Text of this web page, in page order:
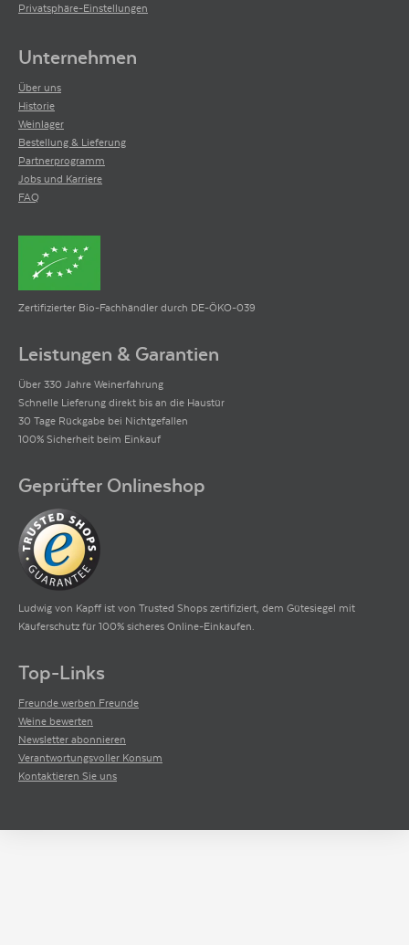
Privatsphäre-Einstellungen
Unternehmen
Über uns
Historie
Weinlager
Bestellung & Lieferung
Partnerprogramm
Jobs und Karriere
FAQ
Zertifizierter Bio-Fachhändler durch DE-ÖKO-039
Leistungen & Garantien
Über 330 Jahre Weinerfahrung
Schnelle Lieferung direkt bis an die Haustür
30 Tage Rückgabe bei Nichtgefallen
100% Sicherheit beim Einkauf
Geprüfter Onlineshop
Ludwig von Kapff ist von Trusted Shops zertifiziert, dem Gütesiegel mit
Käuferschutz für 100% sicheres Online-Einkaufen.
Top-Links
Freunde werben Freunde
Weine bewerten
Newsletter abonnieren
Verantwortungsvoller Konsum
Kontaktieren Sie uns